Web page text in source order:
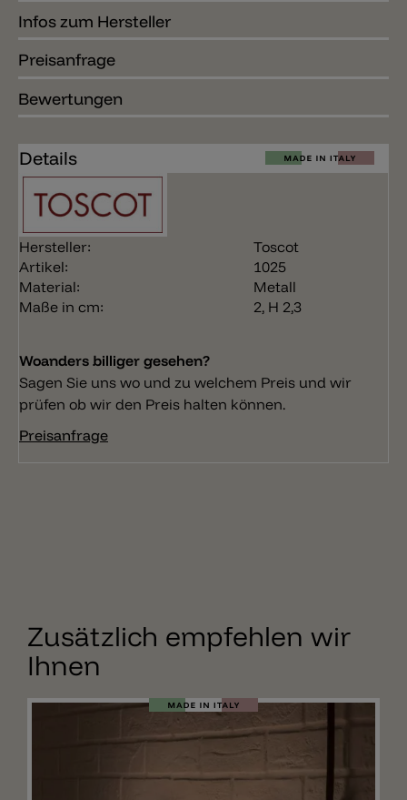
Infos zum Hersteller
Preisanfrage
Bewertungen
Details
Hersteller:
Toscot
Artikel:
1025
Material:
Metall
Maße in cm:
2, H 2,3
Woanders billiger gesehen?
Sagen Sie uns wo und zu welchem Preis und wir
prüfen ob wir den Preis halten können.
Preisanfrage
Zusätzlich empfehlen wir
Ihnen